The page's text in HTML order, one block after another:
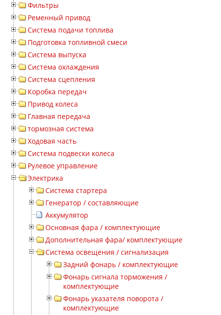
Фильтры
Ременный привод
Система подачи топлива
Подготовка топливной смеси
Система выпуска
Система охлаждения
Система сцепления
Коробка передач
Привод колеса
Главная передача
тормозная система
Ходовая часть
Система подвески колеса
Рулевое управление
Электрика
Система стартера
Генератор / составляющие
Аккумулятор
Основная фара / комплектующие
Дополнительная фара/ комплектующие
Система освещения / сигнализация
Задний фонарь / комплектующие
Фонарь сигнала торможения /
комплектующие
Фонарь указателя поворота /
комплектующие